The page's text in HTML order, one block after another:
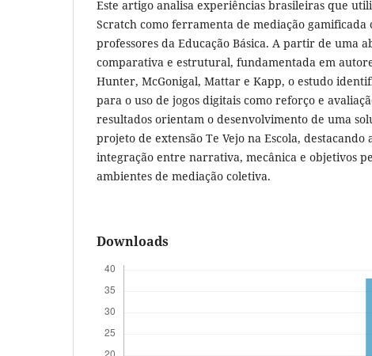
Este artigo analisa experiências brasileiras que
Scratch como ferramenta de mediação gamificada
professores da Educação Básica. A partir de uma
comparativa e estrutural, fundamentada em
Hunter, McGonigal, Mattar e Kapp, o estudo
para o uso de jogos digitais como reforço e
resultados orientam o desenvolvimento de uma
projeto de extensão Te Vejo na Escola,
integração entre narrativa, mecânica e objetivos
ambientes de mediação coletiva.
Downloads